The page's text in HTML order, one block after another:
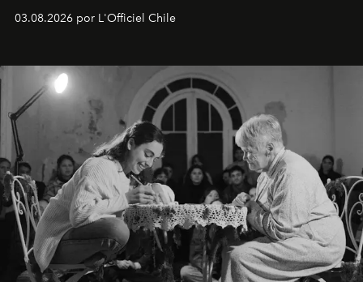
Disponible en Chile desde el 6 de agosto.
03.08.2026 por L'Officiel Chile